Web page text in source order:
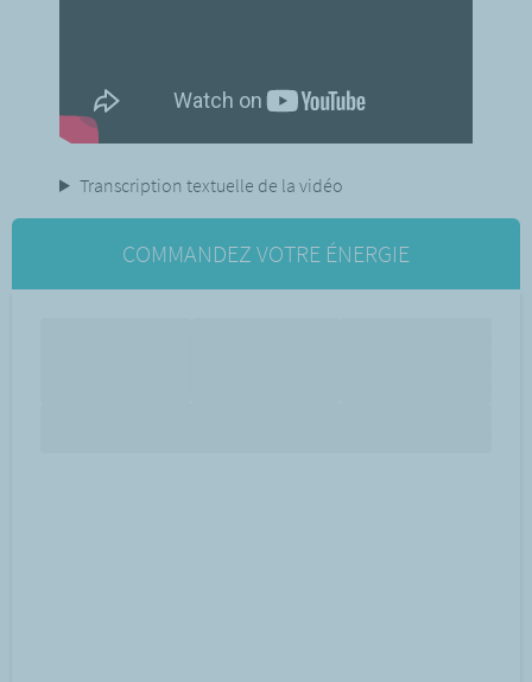
Transcription textuelle de la vidéo
COMMANDEZ VOTRE ÉNERGIE